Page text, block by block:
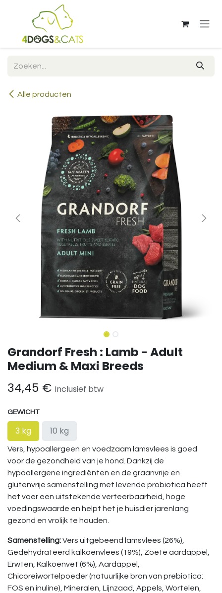
Overslaan naar inhoud
Alle producten
Grandorf Fresh : Lamb - Adult
Medium & Maxi Breeds
34,45 € Inclusief btw
GEWICHT
3 kg 10 kg
Vers, hypoallergeen en voedzaam lamsvlees is goed
voor de gezondheid van je hond. Dankzij de
hypoallergene ingrediënten en de graanvrije en
glutenvrije samenstelling met levende probiotica heeft
het voer een uitstekende verteerbaarheid, hoge
voedingswaarde en helpt het je huisdier jarenlang
gezond en vrolijk te houden.
Samenstelling:Vers uitgebeend lamsvlees (26%),
Gedehydrateerd kalkoenvlees (19%), Zoete aardappel,
Erwten, Kalkoenvet (6%), Aardappel,
Chicoreiwortelpoeder (natuurlijke bron van prebiotica:
FOS en inuline), Mineralen, Lijnzaad, Appels, Wortelen,